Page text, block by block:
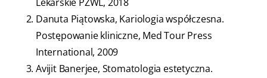
Danuta Piątowska, Kariologia współczesna.
Postępowanie kliniczne, Med Tour Press
International, 2009
Avijit Banerjee, Stomatologia estetyczna.